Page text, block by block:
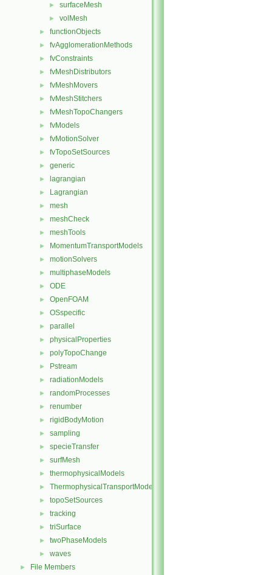
► surfaceMesh
► volMesh
► functionObjects
► fvAgglomerationMethods
► fvConstraints
► fvMeshDistributors
► fvMeshMovers
► fvMeshStitchers
► fvMeshTopoChangers
► fvModels
► fvMotionSolver
► fvTopoSetSources
► generic
► lagrangian
► Lagrangian
► mesh
► meshCheck
► meshTools
► MomentumTransportModels
► motionSolvers
► multiphaseModels
► ODE
► OpenFOAM
► OSspecific
► parallel
► physicalProperties
► polyTopoChange
► Pstream
► radiationModels
► randomProcesses
► renumber
► rigidBodyMotion
► sampling
► specieTransfer
► surfMesh
► thermophysicalModels
► ThermophysicalTransportModels
► topoSetSources
► tracking
► triSurface
► twoPhaseModels
► waves
► File Members